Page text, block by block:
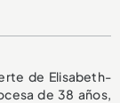
de Elisabeth-
de 38 años,